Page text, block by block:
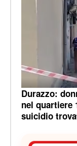
Durazzo:
nel quartiere
suicidio